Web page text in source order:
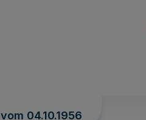
04.10.1956